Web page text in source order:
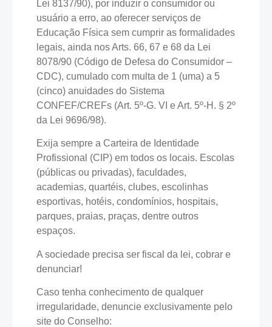
Lei 8137/90), por induzir o consumidor ou
usuário a erro, ao oferecer serviços de
Educação Física sem cumprir as formalidades
legais, ainda nos Arts. 66, 67 e 68 da Lei
8078/90 (Código de Defesa do Consumidor –
CDC), cumulado com multa de 1 (uma) a 5
(cinco) anuidades do Sistema
CONFEF/CREFs (Art. 5º-G. VI e Art. 5º-H. § 2º
da Lei 9696/98).
Exija sempre a Carteira de Identidade
Profissional (CIP) em todos os locais. Escolas
(públicas ou privadas), faculdades,
academias, quartéis, clubes, escolinhas
esportivas, hotéis, condomínios, hospitais,
parques, praias, praças, dentre outros
espaços.
A sociedade precisa ser fiscal da lei, cobrar e
denunciar!
Caso tenha conhecimento de qualquer
irregularidade, denuncie exclusivamente pelo
site do Conselho: